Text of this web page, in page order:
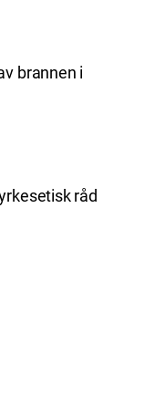
brannen i
råd